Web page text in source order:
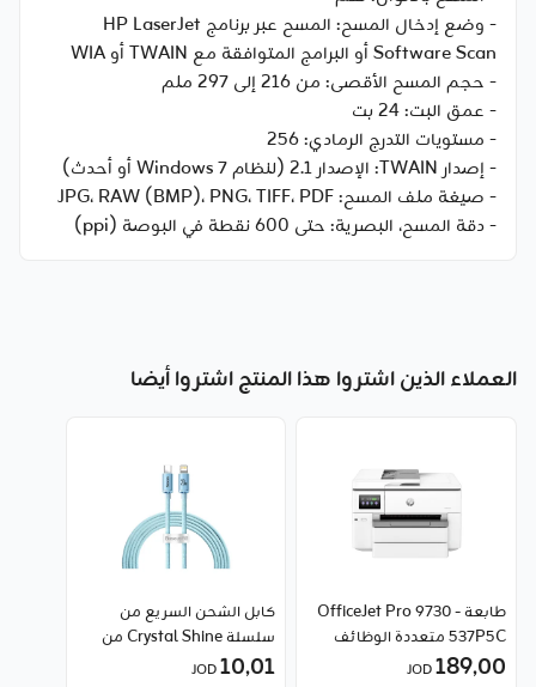
- وضع إدخال المسح: المسح عبر برنامج HP LaserJet
Software Scan أو البرامج المتوافقة مع TWAIN أو WIA
- حجم المسح الأقصى: من 216 إلى 297 ملم
- عمق البت: 24 بت
- مستويات التدرج الرمادي: 256
- إصدار TWAIN: الإصدار 2.1 (لنظام Windows 7 أو أحدث)
- صيغة ملف المسح: JPG، RAW (BMP)، PNG، TIFF، PDF
- دقة المسح، البصرية: حتى 600 نقطة في البوصة (ppi)
العملاء الذين اشتروا هذا المنتج اشتروا أيضا
طابعة OfficeJet Pro 9730 -
537P5C متعددة الوظائف
بتنسيق واسع من HP
189٫00
كابل الشحن السريع من
سلسلة Crystal Shine من
10٫01JOD